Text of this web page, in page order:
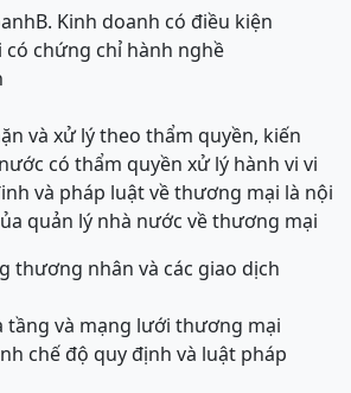
B. Kinh doanh có điều kiện
có chứng chỉ hành nghề
và xử lý theo thẩm quyền, kiến
có thẩm quyền xử lý hành vi vi
và pháp luật về thương mại là nội
quản lý nhà nước về thương mại
thương nhân và các giao dịch
tầng và mạng lưới thương mại
chế độ quy định và luật pháp